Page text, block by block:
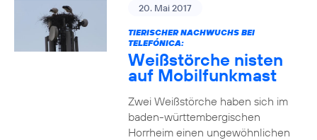
20. Mai 2017
TIERISCHER NACHWUCHS BEI
TELEFÓNICA:
Weißstörche nisten
auf Mobilfunkmast
Zwei Weißstörche haben sich im
baden-württembergischen
Horrheim einen ungewöhnlichen